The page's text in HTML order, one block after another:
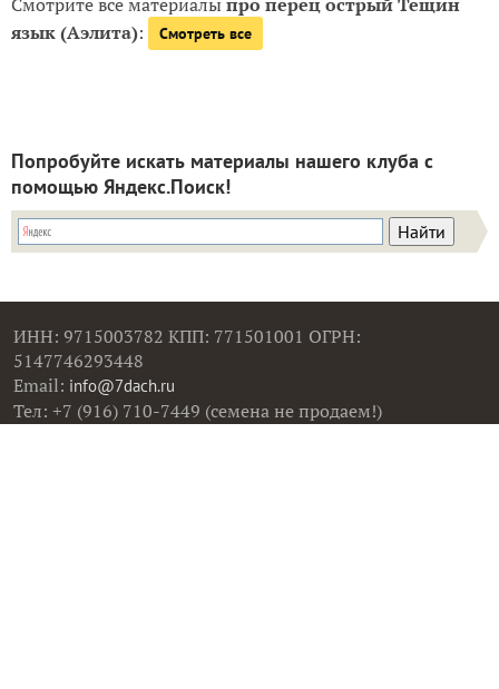
10
грядки! Перец острый Тещин язык Вся история
посева и выращивания перца подробно изложена в
отчетах...
Pugacheva 24 октября 2019, 22:25 в клуб «Тестирование
Перец Тёщин язык не такой и тёщин...
К сожалению, моё выращивание перца Тёщин язык
не увенчалось успехом, хоть все 3 этапа я прошла
добросовестно. Вот что выросло у меня Перец был